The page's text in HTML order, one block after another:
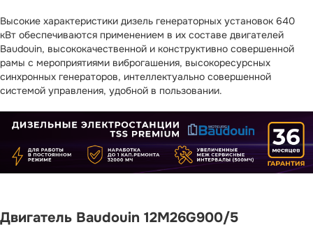
Высокие характеристики дизель генераторных установок 640
кВт обеспечиваются применением в их составе двигателей
Baudouin, высококачественной и конструктивно совершенной
рамы с мероприятиями виброгашения, высокоресурсных
синхронных генераторов, интеллектуально совершенной
системой управления, удобной в пользовании.
Двигатель Baudouin 12M26G900/5